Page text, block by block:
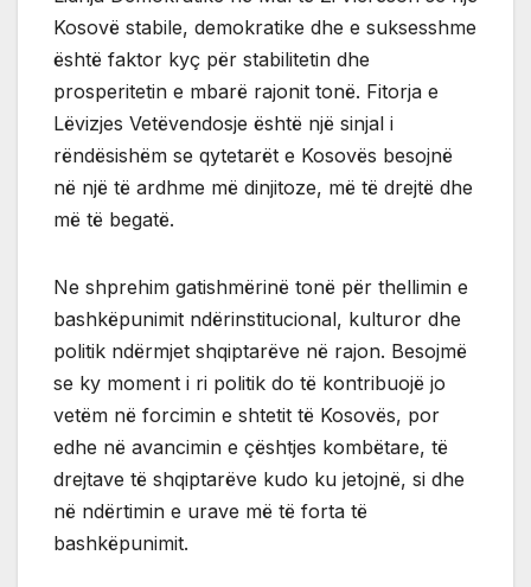
Kosovë stabile, demokratike dhe e suksesshme
është faktor kyç për stabilitetin dhe
prosperitetin e mbarë rajonit tonë. Fitorja e
Lëvizjes Vetëvendosje është një sinjal i
rëndësishëm se qytetarët e Kosovës besojnë
në një të ardhme më dinjitoze, më të drejtë dhe
më të begatë.
Ne shprehim gatishmërinë tonë për thellimin e
bashkëpunimit ndërinstitucional, kulturor dhe
politik ndërmjet shqiptarëve në rajon. Besojmë
se ky moment i ri politik do të kontribuojë jo
vetëm në forcimin e shtetit të Kosovës, por
edhe në avancimin e çështjes kombëtare, të
drejtave të shqiptarëve kudo ku jetojnë, si dhe
në ndërtimin e urave më të forta të
bashkëpunimit.